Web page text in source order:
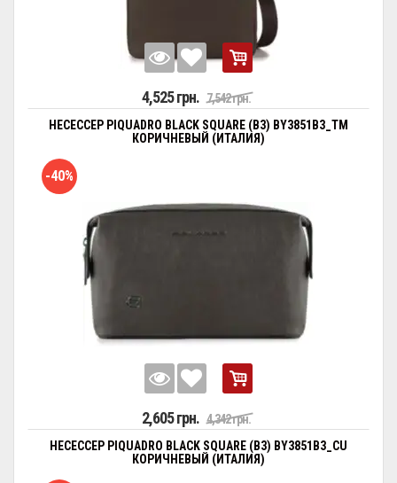
4,525 грн. 7,542 грн.
НЕСЕССЕР PIQUADRO BLACK SQUARE (B3) BY3851B3_TM
КОРИЧНЕВЫЙ (ИТАЛИЯ)
-40%
2,605 грн. 4,342 грн.
НЕСЕССЕР PIQUADRO BLACK SQUARE (B3) BY3851B3_CU
КОРИЧНЕВЫЙ (ИТАЛИЯ)